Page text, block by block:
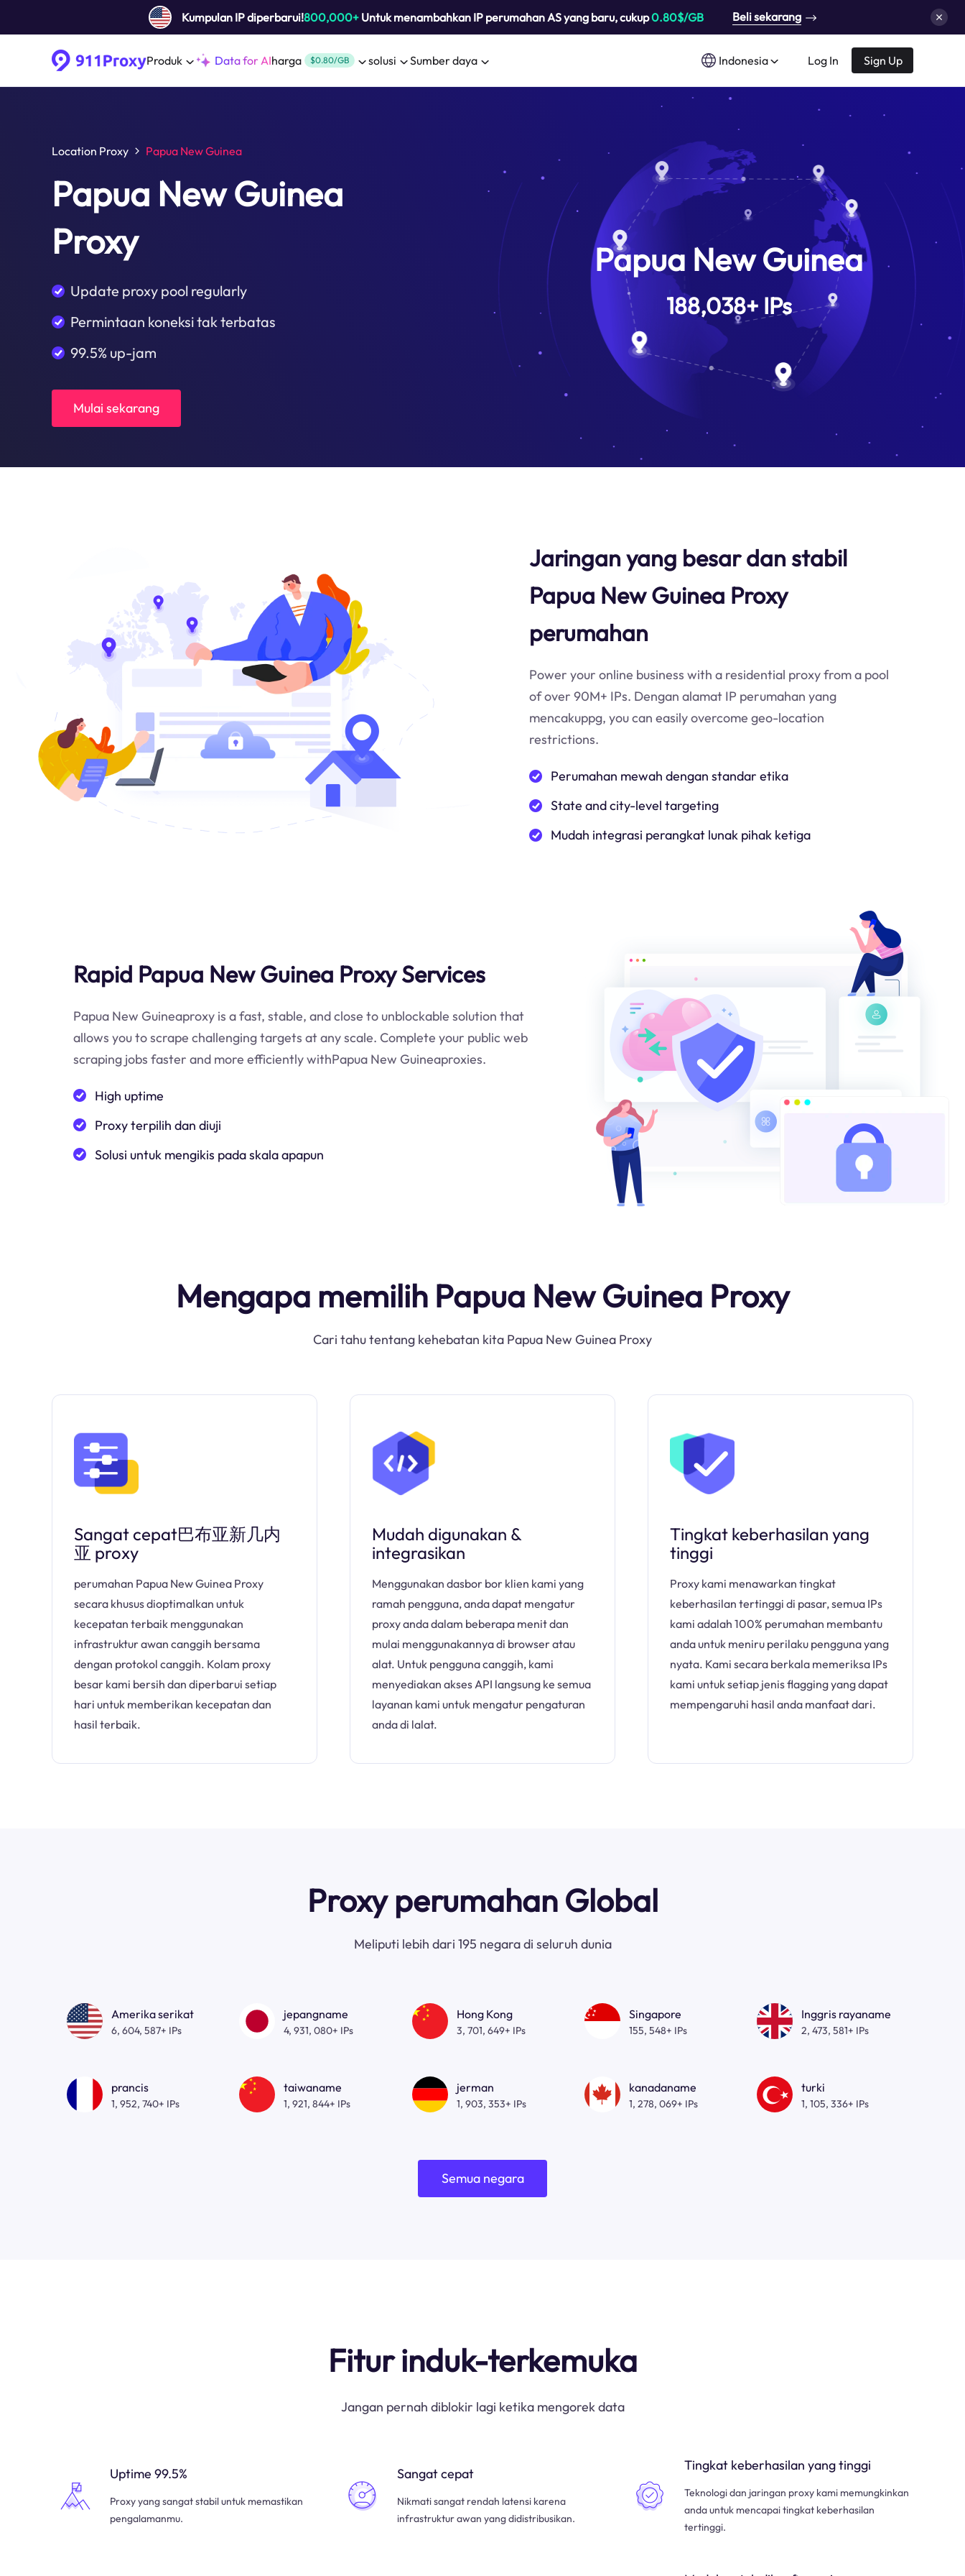
Kumpulan IP diperbarui!800,000+Untuk menambahkan IP perumahan AS yang baru, cukup0.80$/GB Beli sekarang
Produk Data for AIharga $0.80/GB solusi Sumber daya Indonesia Log In Sign Up
Location Proxy Papua New Guinea
Papua New Guinea
Proxy
Update proxy pool regularly
Permintaan koneksi tak terbatas
99.5% up-jam
Mulai sekarang
Papua New Guinea
188,038+IPs
Jaringan yang besar dan stabil
Papua New Guinea Proxy
perumahan
Power your online business with a residential proxy from a pool
of over 90M+ IPs. Dengan alamat IP perumahan yang
mencakuppg, you can easily overcome geo-location
restrictions.
Perumahan mewah dengan standar etika
State and city-level targeting
Mudah integrasi perangkat lunak pihak ketiga
Rapid Papua New Guinea Proxy Services
Papua New Guineaproxy is a fast, stable, and close to unblockable solution that
allows you to scrape challenging targets at any scale. Complete your public web
scraping jobs faster and more efficiently withPapua New Guineaproxies.
High uptime
Proxy terpilih dan diuji
Solusi untuk mengikis pada skala apapun
Mengapa memilih Papua New Guinea Proxy
Cari tahu tentang kehebatan kita Papua New Guinea Proxy
Sangat cepat巴布亚新几内
亚 proxy
perumahan Papua New Guinea Proxy
secara khusus dioptimalkan untuk
kecepatan terbaik menggunakan
infrastruktur awan canggih bersama
dengan protokol canggih. Kolam proxy
besar kami bersih dan diperbarui setiap
hari untuk memberikan kecepatan dan
hasil terbaik.
Mudah digunakan &
integrasikan
Menggunakan dasbor bor klien kami yang
ramah pengguna, anda dapat mengatur
proxy anda dalam beberapa menit dan
mulai menggunakannya di browser atau
alat. Untuk pengguna canggih, kami
menyediakan akses API langsung ke semua
layanan kami untuk mengatur pengaturan
anda di lalat.
Tingkat keberhasilan yang
tinggi
Proxy kami menawarkan tingkat
keberhasilan tertinggi di pasar, semua IPs
kami adalah 100% perumahan membantu
anda untuk meniru perilaku pengguna yang
nyata. Kami secara berkala memeriksa IPs
kami untuk setiap jenis flagging yang dapat
mempengaruhi hasil anda manfaat dari.
Proxy perumahan Global
Meliputi lebih dari 195 negara di seluruh dunia
Amerika serikat
6, 604, 587+ IPs
jepangname
4, 931, 080+ IPs
Hong Kong
3, 701, 649+ IPs
Singapore
155, 548+ IPs
Inggris rayaname
2, 473, 581+ IPs
prancis
1, 952, 740+ IPs
taiwaname
1, 921, 844+ IPs
jerman
1, 903, 353+ IPs
kanadaname
1, 278, 069+ IPs
turki
1, 105, 336+ IPs
Semua negara
Fitur induk-terkemuka
Jangan pernah diblokir lagi ketika mengorek data
Uptime 99.5%
Proxy yang sangat stabil untuk memastikan
pengalamanmu.
Sangat cepat
Nikmati sangat rendah latensi karena
infrastruktur awan yang didistribusikan.
Tingkat keberhasilan yang tinggi
Teknologi dan jaringan proxy kami memungkinkan
anda untuk mencapai tingkat keberhasilan
tertinggi.